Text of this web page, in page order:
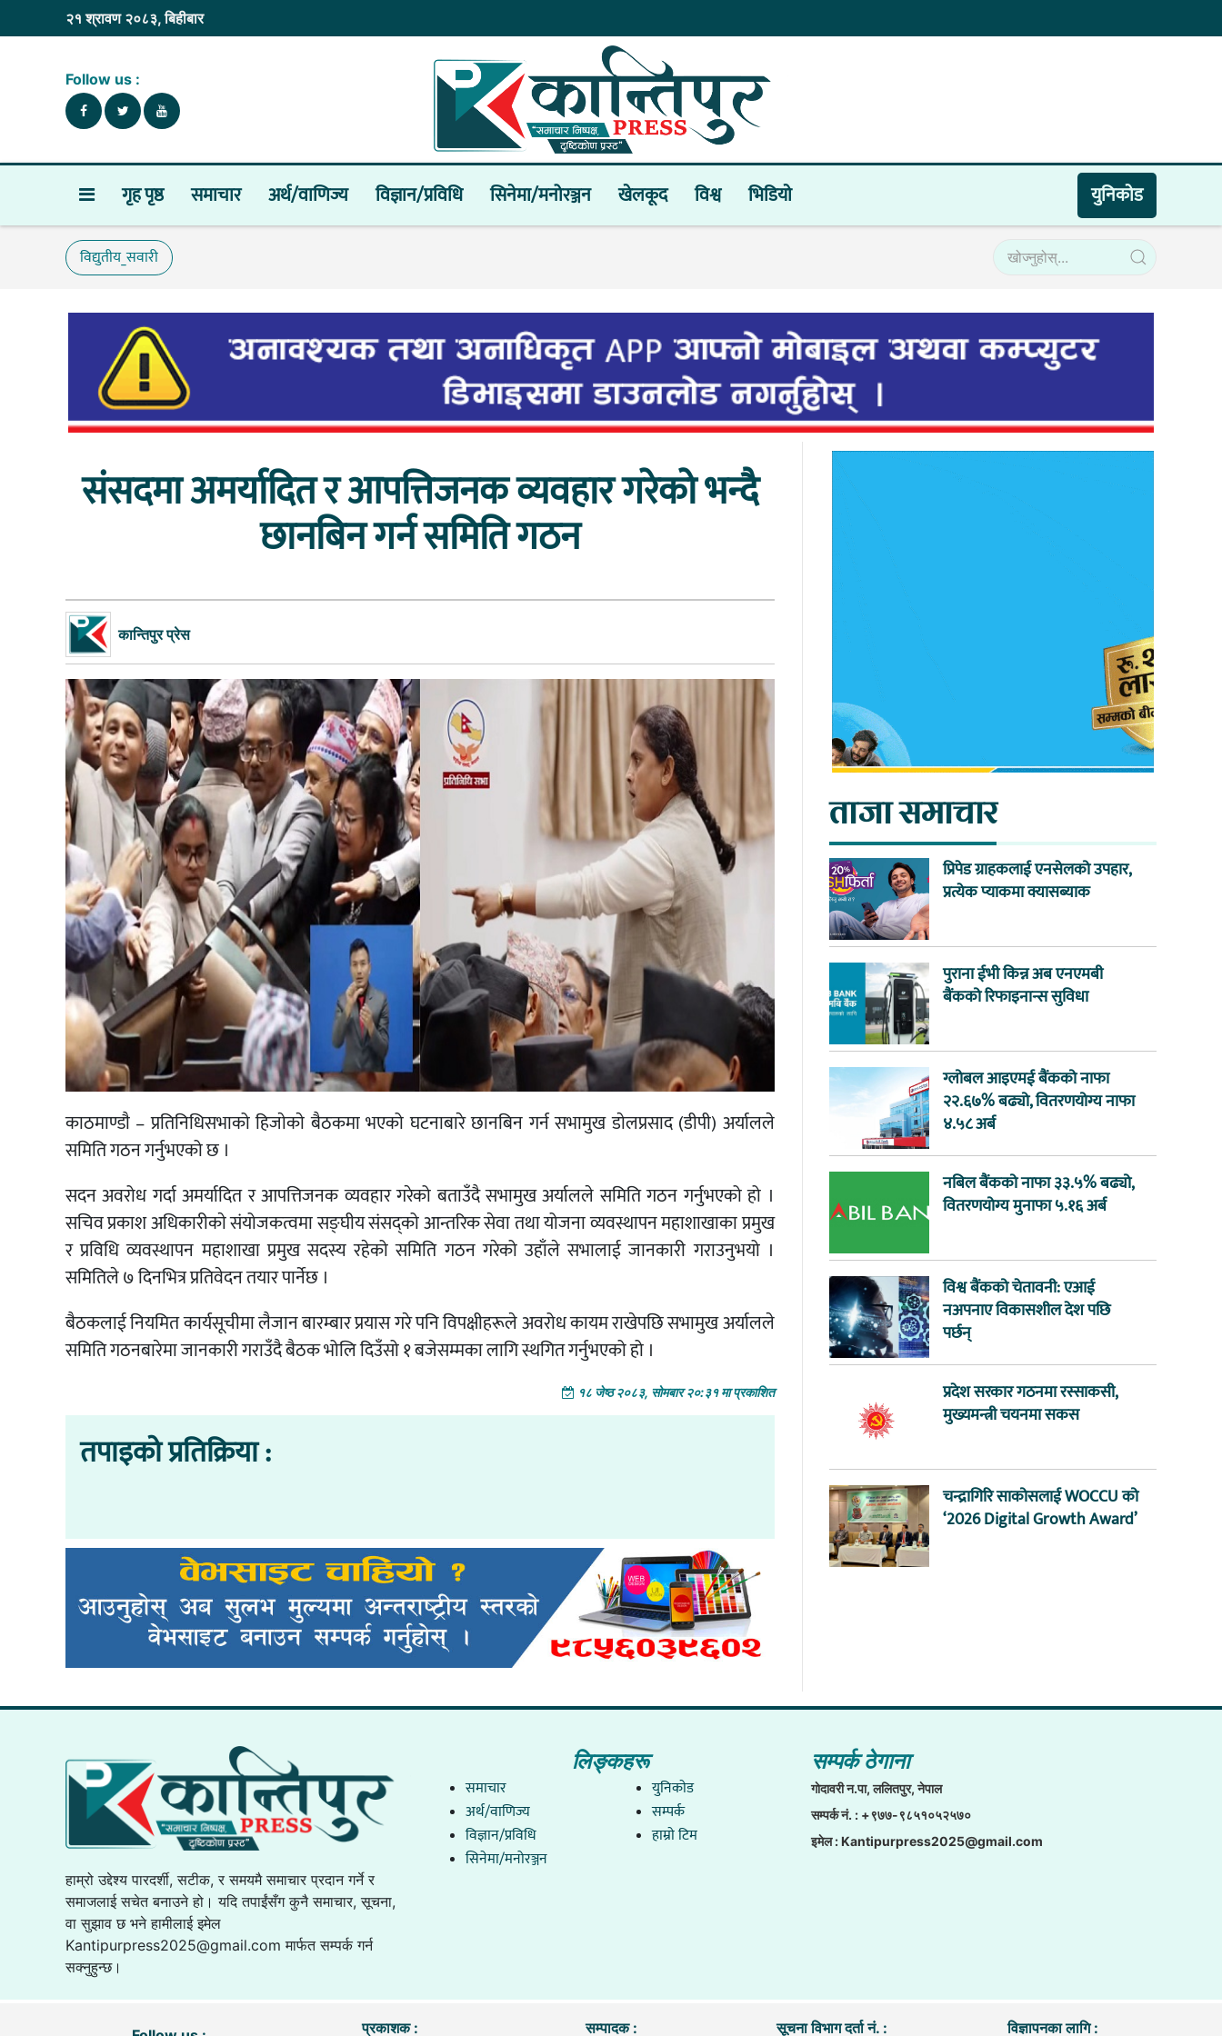
२१ श्रावण २०८३, बिहीबार
Follow us :
गृह पृष्ठ समाचार अर्थ/वाणिज्य विज्ञान/प्रविधि सिनेमा/मनोरञ्जन खेलकूद विश्व भिडियाे युनिकाेड
विद्युतीय_सवारी
संसदमा अमर्यादित र आपत्तिजनक व्यवहार गरेको भन्दै
छानबिन गर्न समिति गठन
कान्तिपुर प्रेस
काठमाण्डाै – प्रतिनिधिसभाको हिजाेकाे बैठकमा भएको घटनाबारे छानबिन गर्न सभामुख डाेलप्रसाद (डीपी) अर्यालले
समिति गठन गर्नुभएको छ ।
सदन अवरोध गर्दा अमर्यादित र आपत्तिजनक व्यवहार गरेको बताउँदै सभामुख अर्यालले समिति गठन गर्नुभएको हो ।
सचिव प्रकाश अधिकारीकाे संयोजकत्वमा सङ्घीय संसद्को आन्तरिक सेवा तथा योजना व्यवस्थापन महाशाखाका प्रमुख
र प्रविधि व्यवस्थापन महाशाखा प्रमुख सदस्य रहेको समिति गठन गरेको उहाँले सभालाई जानकारी गराउनुभयो ।
समितिले ७ दिनभित्र प्रतिवेदन तयार पार्नेछ ।
बैठकलाई नियमित कार्यसूचीमा लैजान बारम्बार प्रयास गरे पनि विपक्षीहरूले अवरोध कायम राखेपछि सभामुख अर्यालले
समिति गठनबारेमा जानकारी गराउँदै बैठक भोलि दिउँसो १ बजेसम्मका लागि स्थगित गर्नुभएको हो ।
१८ जेष्ठ २०८३, सोमबार २०:३१ मा प्रकाशित
तपाइको प्रतिक्रिया :
ताजा समाचार
प्रिपेड ग्राहकलाई एनसेलको उपहार,
प्रत्येक प्याकमा क्यासब्याक
पुराना ईभी किन्न अब एनएमबी
बैंकको रिफाइनान्स सुविधा
ग्लोबल आइएमई बैंकको नाफा
२२.६७% बढ्यो, वितरणयोग्य नाफा
४.५८ अर्ब
नबिल बैंकको नाफा ३३.५% बढ्यो,
वितरणयोग्य मुनाफा ५.१६ अर्ब
विश्व बैंकको चेतावनी: एआई
नअपनाए विकासशील देश पछि
पर्छन्
प्रदेश सरकार गठनमा रस्साकसी,
मुख्यमन्त्री चयनमा सकस
चन्द्रागिरि साकोसलाई WOCCU को
‘2026 Digital Growth Award’
हाम्रो उद्देश्य पारदर्शी, सटीक, र समयमै समाचार प्रदान गर्ने र
समाजलाई सचेत बनाउने हो। यदि तपाईंसँग कुनै समाचार, सूचना,
वा सुझाव छ भने हामीलाई इमेल
Kantipurpress2025@gmail.com मार्फत सम्पर्क गर्न
सक्नुहुन्छ।
लिङ्कहरू
समाचार
अर्थ/वाणिज्य
विज्ञान/प्रविधि
सिनेमा/मनोरञ्जन
युनिकाेड
सम्पर्क
हाम्राे टिम
सम्पर्क ठेगाना
गाेदावरी न.पा, ललितपुर, नेपाल
सम्पर्क नं. : +९७७-९८५१०५२५७०
इमेल :Kantipurpress2025@gmail.com
प्रकाशक : सम्पादक : सूचना विभाग दर्ता नं. : विज्ञापनका लागि :